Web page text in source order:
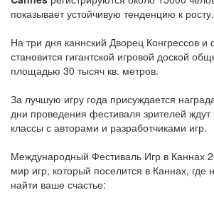
показывает устойчивую тенденцию к росту.
На три дня каннский Дворец Конгрессов и
становится гигантской игровой доской
площадью 30 тысяч кв. метров.
За лучшую игру года присуждается
дни проведения фестиваля зрителей ждут
классы с авторами и разработчиками игр.
Международный Фестиваль Игр в Каннах
мир игр, который поселится в Каннах, где
найти ваше счастье: